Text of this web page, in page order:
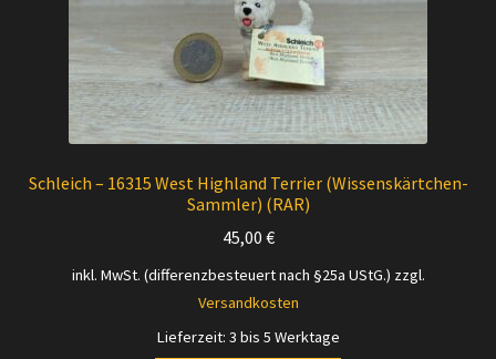
Schleich – 16315 West Highland Terrier (Wissenskärtchen-
Sammler) (RAR)
45,00 €
inkl. MwSt. (differenzbesteuert nach §25a UStG.) zzgl.
Versandkosten
Lieferzeit: 3 bis 5 Werktage